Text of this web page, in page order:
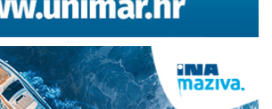
odlično održavan
x 2 m, 2 Yanmar motora od 85 kw
59.000 EUR